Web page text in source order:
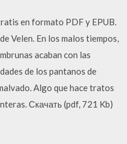
en formato PDF y EPUB.
Velen. En los malos tiempos,
acaban con las
de los pantanos de
Algo que hace tratos
Скачать (pdf, 721 Kb)